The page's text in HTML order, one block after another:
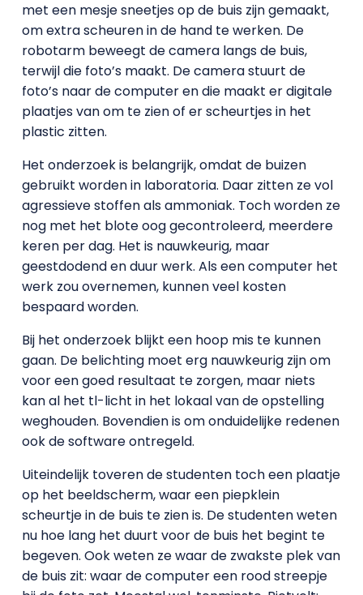
met een mesje sneetjes op de buis zijn gemaakt,
om extra scheuren in de hand te werken. De
robotarm beweegt de camera langs de buis,
terwijl die foto’s maakt. De camera stuurt de
foto’s naar de computer en die maakt er digitale
plaatjes van om te zien of er scheurtjes in het
plastic zitten.
Het onderzoek is belangrijk, omdat de buizen
gebruikt worden in laboratoria. Daar zitten ze vol
agressieve stoffen als ammoniak. Toch worden ze
nog met het blote oog gecontroleerd, meerdere
keren per dag. Het is nauwkeurig, maar
geestdodend en duur werk. Als een computer het
werk zou overnemen, kunnen veel kosten
bespaard worden.
Bij het onderzoek blijkt een hoop mis te kunnen
gaan. De belichting moet erg nauwkeurig zijn om
voor een goed resultaat te zorgen, maar niets
kan al het tl-licht in het lokaal van de opstelling
weghouden. Bovendien is om onduidelijke redenen
ook de software ontregeld.
Uiteindelijk toveren de studenten toch een plaatje
op het beeldscherm, waar een piepklein
scheurtje in de buis te zien is. De studenten weten
nu hoe lang het duurt voor de buis het begint te
begeven. Ook weten ze waar de zwakste plek van
de buis zit: waar de computer een rood streepje